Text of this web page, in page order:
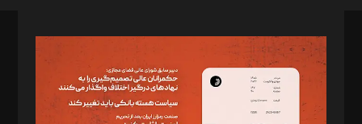
مدیر مسئول: محمدباقر اثنی‌عشری
سردبیر: مهرک محمودی
دبیر تحریریه: میثم قاسمی
د‌بیر ناداستان: سمانه سمیع